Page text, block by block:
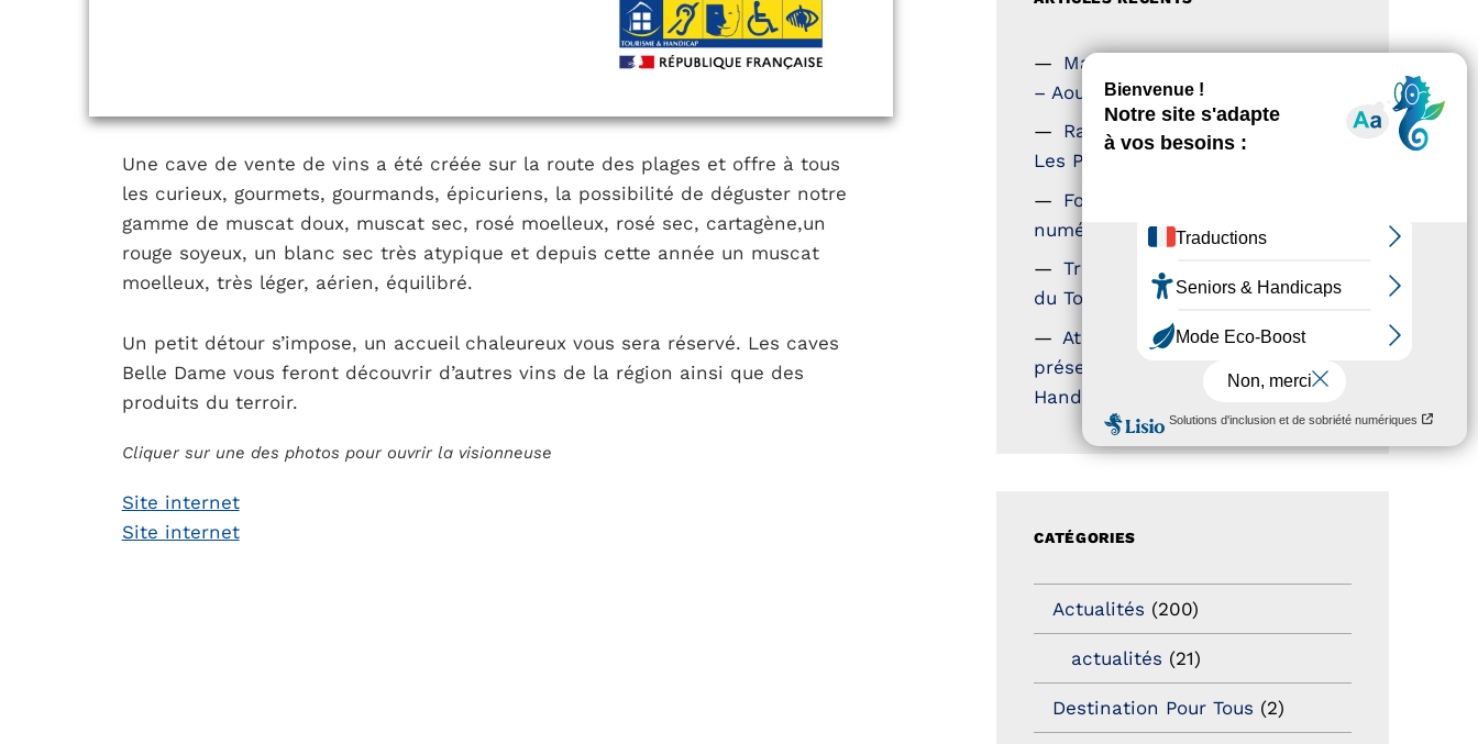
Une cave de vente de vins a été créée sur la route des plages et offre à tous
les curieux, gourmets, gourmands, épicuriens, la possibilité de déguster notre
gamme de muscat doux, muscat sec, rosé moelleux, rosé sec, cartagène,un
rouge soyeux, un blanc sec très atypique et depuis cette année un muscat
moelleux, très léger, aérien, équilibré.
Un petit détour s’impose, un accueil chaleureux vous sera réservé. Les caves
Belle Dame vous feront découvrir d’autres vins de la région ainsi que des
produits du terroir.
Cliquer sur une des photos pour ouvrir la visionneuse
Site internet
Site internet
Magazine Tourisme Accessible
– Aout 2026
Rallye Aicha des Gazelles –
Les Petillantes
Formation Communication
numérique
Trophées Horizons – Acteurs
du Tourisme Durable
Atout France – flyer
présentation label Tourisme &
Handicap
CATÉGORIES
Actualités (200)
actualités (21)
Destination Pour Tous (2)